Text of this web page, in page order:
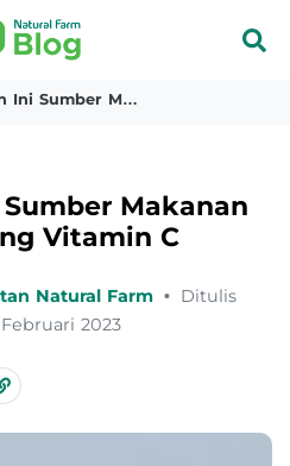
Bukan Buah Ini Sumber Makanan Yang Mengandung Vitamin C
Makanan
Vitamin C
Natural Farm • Ditulis
2023